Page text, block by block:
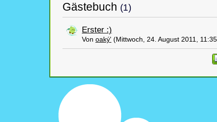
Gästebuch (1)
Erster :)
Von oaký' (Mittwoch, 24. August 2011,